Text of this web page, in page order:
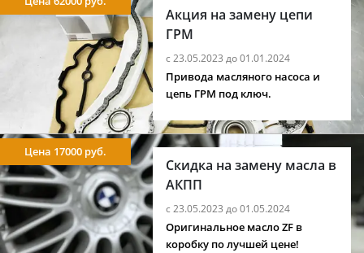
Акция на замену цепи
ГРМ
с 23.05.2023 до 01.01.2024
Привода масляного насоса и
цепь ГРМ под ключ.
Скидка на замену масла в
АКПП
с 23.05.2023 до 01.05.2024
Цена 17000 руб.
Оригинальное масло ZF в
коробку по лучшей цене!